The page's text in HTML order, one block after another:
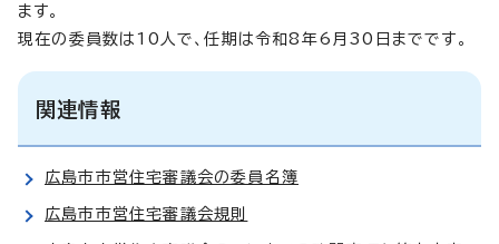
ます。
現在の委員数は10人で、任期は令和8年6月30日までです。
関連情報
広島市市営住宅審議会の委員名簿
広島市市営住宅審議会規則